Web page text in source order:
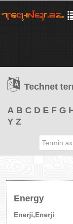
Technet
A B C D E F G
Y Z
Energy
Enerji,Enerji